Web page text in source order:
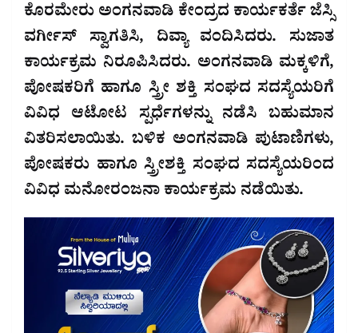
ಕೊರಮೇರು ಅಂಗನವಾಡಿ ಕೇಂದ್ರದ ಕಾರ್ಯಕರ್ತೆ ಜೆಸ್ಸಿ
ವರ್ಗೀಸ್ ಸ್ವಾಗತಿಸಿ, ದಿವ್ಯಾ ವಂದಿಸಿದರು. ಸುಜಾತ
ಕಾರ್ಯಕ್ರಮ ನಿರೂಪಿಸಿದರು. ಅಂಗನವಾಡಿ ಮಕ್ಕಳಿಗೆ,
ಪೋಷಕರಿಗೆ ಹಾಗೂ ಸ್ತ್ರೀ ಶಕ್ತಿ ಸಂಘದ ಸದಸ್ಯೆಯರಿಗೆ
ವಿವಿಧ ಆಟೋಟ ಸ್ಪರ್ಧೆಗಳನ್ನು ನಡೆಸಿ ಬಹುಮಾನ
ವಿತರಿಸಲಾಯಿತು. ಬಳಿಕ ಅಂಗನವಾಡಿ ಪುಟಾಣಿಗಳು,
ಪೋಷಕರು ಹಾಗೂ ಸ್ತ್ರೀಶಕ್ತಿ ಸಂಘದ ಸದಸ್ಯೆಯರಿಂದ
ವಿವಿಧ ಮನೋರಂಜನಾ ಕಾರ್ಯಕ್ರಮ ನಡೆಯಿತು.